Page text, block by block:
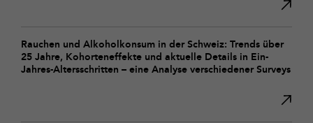
Rauchen und Alkoholkonsum in der Schweiz: Trends über
25 Jahre, Kohorteneffekte und aktuelle Details in Ein-
Jahres-Altersschritten – eine Analyse verschiedener Surveys